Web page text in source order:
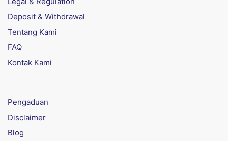
Deposit & Withdrawal
Tentang Kami
FAQ
Kontak Kami
Pengaduan
Disclaimer
Blog